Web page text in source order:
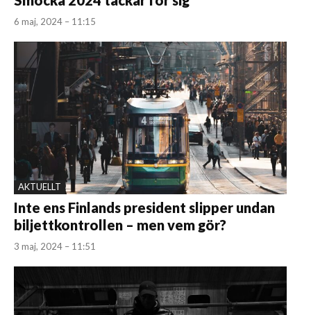
6 maj, 2024 – 11:15
AKTUELLT
Inte ens Finlands president slipper undan
biljettkontrollen – men vem gör?
3 maj, 2024 – 11:51